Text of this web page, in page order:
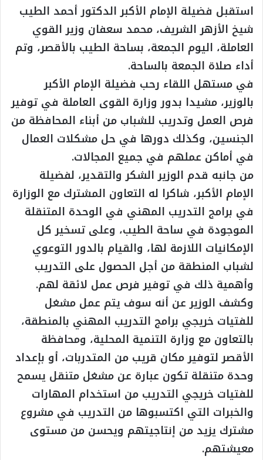
استقبل فضيلة الإمام الأكبر الدكتور أحمد الطيب
شيخ الأزهر الشريف، محمد سعفان وزير القوي
العاملة، اليوم الجمعة، بساحة الطيب بالأقصر، وتم
أداء صلاة الجمعة بالساحة.
في مستهل اللقاء رحب فضيلة الإمام الأكبر
بالوزير، مشيدا بدور وزارة القوى العاملة في توفير
فرص العمل وتدريب للشباب من أبناء المحافظة من
الجنسين، وكذلك دورها في حل مشكلات العمال
في أماكن عملهم في جميع المجالات.
من جانبه قدم الوزير الشكر والتقدير، لفضيلة
الإمام الأكبر، شاكرا له التعاون المشترك مع الوزارة
في برامج التدريب المهني في الوحدة المتنقلة
الموجودة في ساحة الطيب، وعلى تسخير كل
الإمكانيات اللازمة لها، والقيام بالدور التوعوي
لشباب المنطقة من أجل الحصول على التدريب
وأهمية ذلك في توفير فرص عمل لائقة لهم.
وكشف الوزير عن أنه سوف يتم عمل مشغل
للفتيات خريجي برامج التدريب المهني بالمنطقة،
بالتعاون مع وزارة التنمية المحلية، ومحافظة
الأقصر لتوفير مكان قريب من المتدربات، أو بإعداد
وحدة متنقلة تكون عبارة عن مشغل متنقل يسمح
للفتيات خريجي التدريب من استخدام المهارات
والخبرات التي اكتسبوها من التدريب في مشروع
مشترك يزيد من إنتاجيتهم ويحسن من مستوى
معيشتهم.